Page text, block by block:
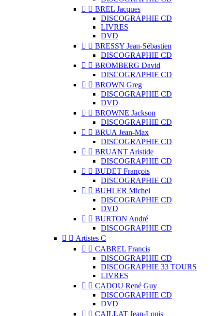
  BREL Jacques
DISCOGRAPHIE CD
LIVRES
DVD
  BRESSY Jean-Sébastien
DISCOGRAPHIE CD
  BROMBERG David
DISCOGRAPHIE CD
  BROWN Greg
DISCOGRAPHIE CD
DVD
  BROWNE Jackson
DISCOGRAPHIE CD
  BRUA Jean-Max
DISCOGRAPHIE CD
  BRUANT Aristide
DISCOGRAPHIE CD
  BUDET François
DISCOGRAPHIE CD
  BUHLER Michel
DISCOGRAPHIE CD
DVD
  BURTON André
DISCOGRAPHIE CD
  Artistes C
  CABREL Francis
DISCOGRAPHIE CD
DISCOGRAPHIE 33 TOURS
LIVRES
  CADOU René Guy
DISCOGRAPHIE CD
DVD
  CAILLAT Jean-Louis